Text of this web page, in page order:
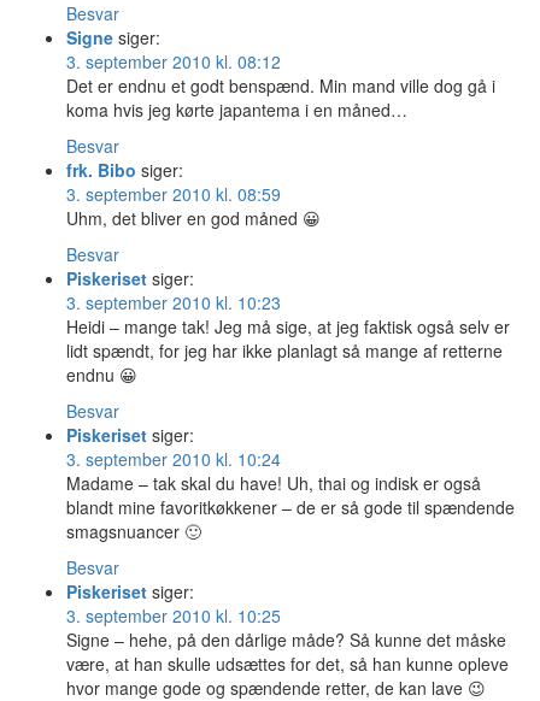
Besvar
Signe siger:
3. september 2010 kl. 08:12
Det er endnu et godt benspænd. Min mand ville dog gå i
koma hvis jeg kørte japantema i en måned…
Besvar
frk. Bibo siger:
3. september 2010 kl. 08:59
Uhm, det bliver en god måned 😀
Besvar
Piskeriset siger:
3. september 2010 kl. 10:23
Heidi – mange tak! Jeg må sige, at jeg faktisk også selv er
lidt spændt, for jeg har ikke planlagt så mange af retterne
endnu 😀
Besvar
Piskeriset siger:
3. september 2010 kl. 10:24
Madame – tak skal du have! Uh, thai og indisk er også
blandt mine favoritkøkkener – de er så gode til spændende
smagsnuancer 🙂
Besvar
Piskeriset siger:
3. september 2010 kl. 10:25
Signe – hehe, på den dårlige måde? Så kunne det måske
være, at han skulle udsættes for det, så han kunne opleve
hvor mange gode og spændende retter, de kan lave 😉